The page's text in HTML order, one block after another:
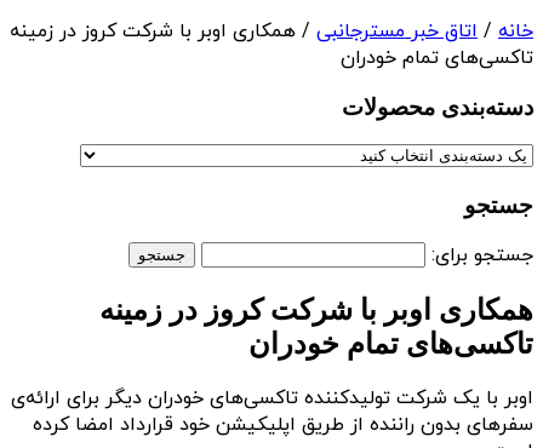
خانه / اتاق خبر مسترجانبی / همکاری اوبر با شرکت کروز در زمینه
تاکسی‌های تمام خودران
دسته‌بندی‌ محصولات
جستجو
جستجو برای:
همکاری اوبر با شرکت کروز در زمینه
تاکسی‌های تمام خودران
اوبر با یک شرکت تولیدکننده تاکسی‌های خودران دیگر برای ارائه‌ی
سفرهای بدون راننده از طریق اپلیکیشن خود قرارداد امضا کرده